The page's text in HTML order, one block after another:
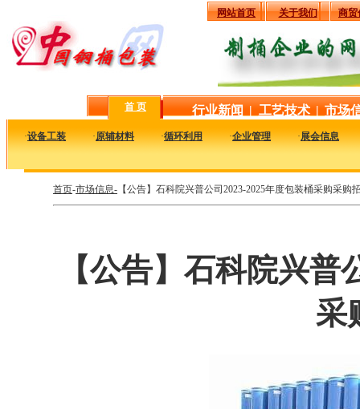
网站首页 关于我们 商贸
首 页 行业新闻 | 工艺技术 | 市场
·设备工装 ·原辅材料 ·循环利用 ·企业管理 ·展会信息
首页-市场信息- 【公告】石科院兴普公司2023-2025年度包装桶采购采购
【公告】石科院兴普
采